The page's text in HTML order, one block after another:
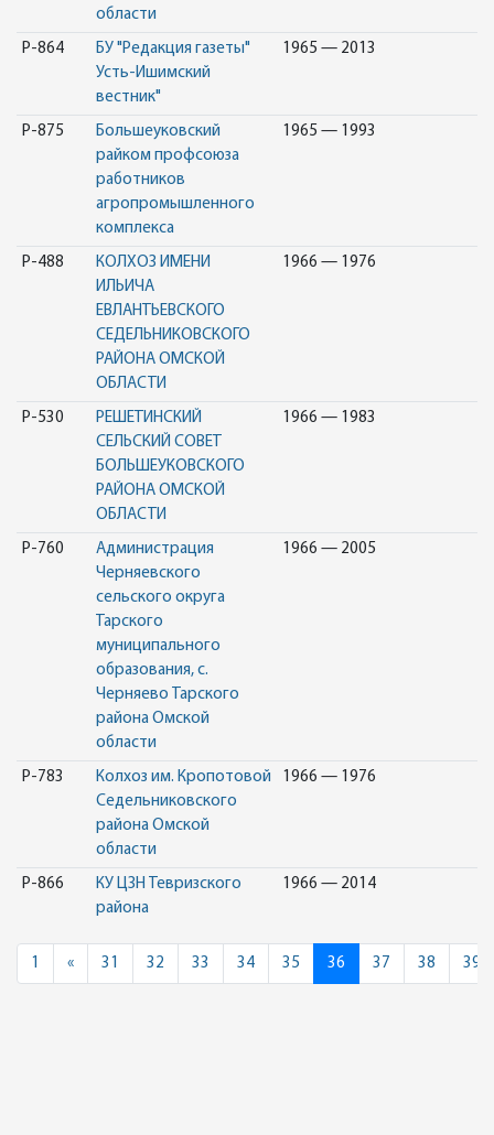
области
Р-864
БУ "Редакция газеты"
Усть-Ишимский
вестник"
1965 — 2013
Р-875
Большеуковский
райком профсоюза
работников
агропромышленного
комплекса
1965 — 1993
Р-488
КОЛХОЗ ИМЕНИ
ИЛЬИЧА
ЕВЛАНТЬЕВСКОГО
СЕДЕЛЬНИКОВСКОГО
РАЙОНА ОМСКОЙ
ОБЛАСТИ
1966 — 1976
Р-530
РЕШЕТИНСКИЙ
СЕЛЬСКИЙ СОВЕТ
БОЛЬШЕУКОВСКОГО
РАЙОНА ОМСКОЙ
ОБЛАСТИ
1966 — 1983
Р-760
Администрация
Черняевского
сельского округа
Тарского
муниципального
образования, с.
Черняево Тарского
района Омской
области
1966 — 2005
Р-783
Колхоз им. Кропотовой
Седельниковского
района Омской
области
1966 — 1976
Р-866
КУ ЦЗН Тевризского
района
1966 — 2014
1 «Previous
31 32 33 34 35 36 37 38 39